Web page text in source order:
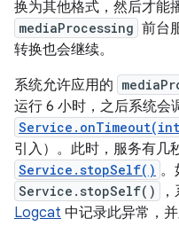
换为其他格式，然后才能
mediaProcessing 前台
转换也会继续。
系统允许应用的
运行 6 小时，之后系统会
引入）。此时，服务有几
Service.stopSelf() 。
Service.stopSelf()
Logcat 中记录此异常，